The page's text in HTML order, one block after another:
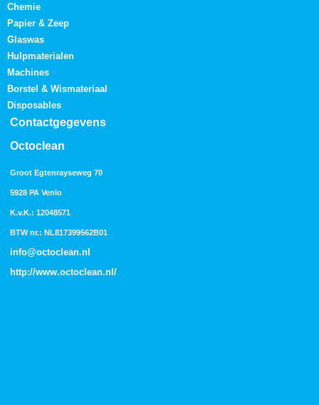
Chemie
Papier & Zeep
Glaswas
Hulpmaterialen
Machines
Borstel & Wismateriaal
Disposables
Contactgegevens
Octoclean
Groot Egtenrayseweg 70
5928 PA Venlo
K.v.K.: 12048571
BTW nr.: NL817399562B01
info@octoclean.nl
http://www.octoclean.nl /